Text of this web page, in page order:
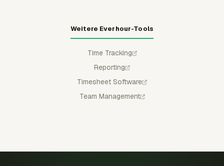
Weitere Everhour-Tools
Time Tracking
Reporting
Timesheet Software
Team Management